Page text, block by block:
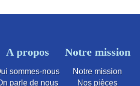
A propos
sommes-nous
parle de nous
Notre mission
Notre mission
Nos pièces